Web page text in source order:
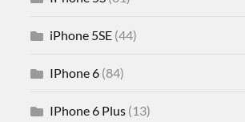
iPhone 5SE (44)
IPhone 6 (84)
IPhone 6 Plus (13)